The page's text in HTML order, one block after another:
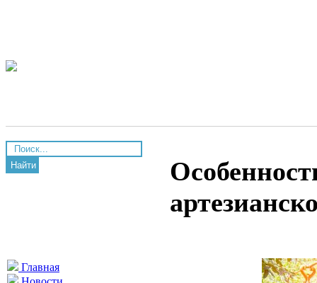
Найти
Главная